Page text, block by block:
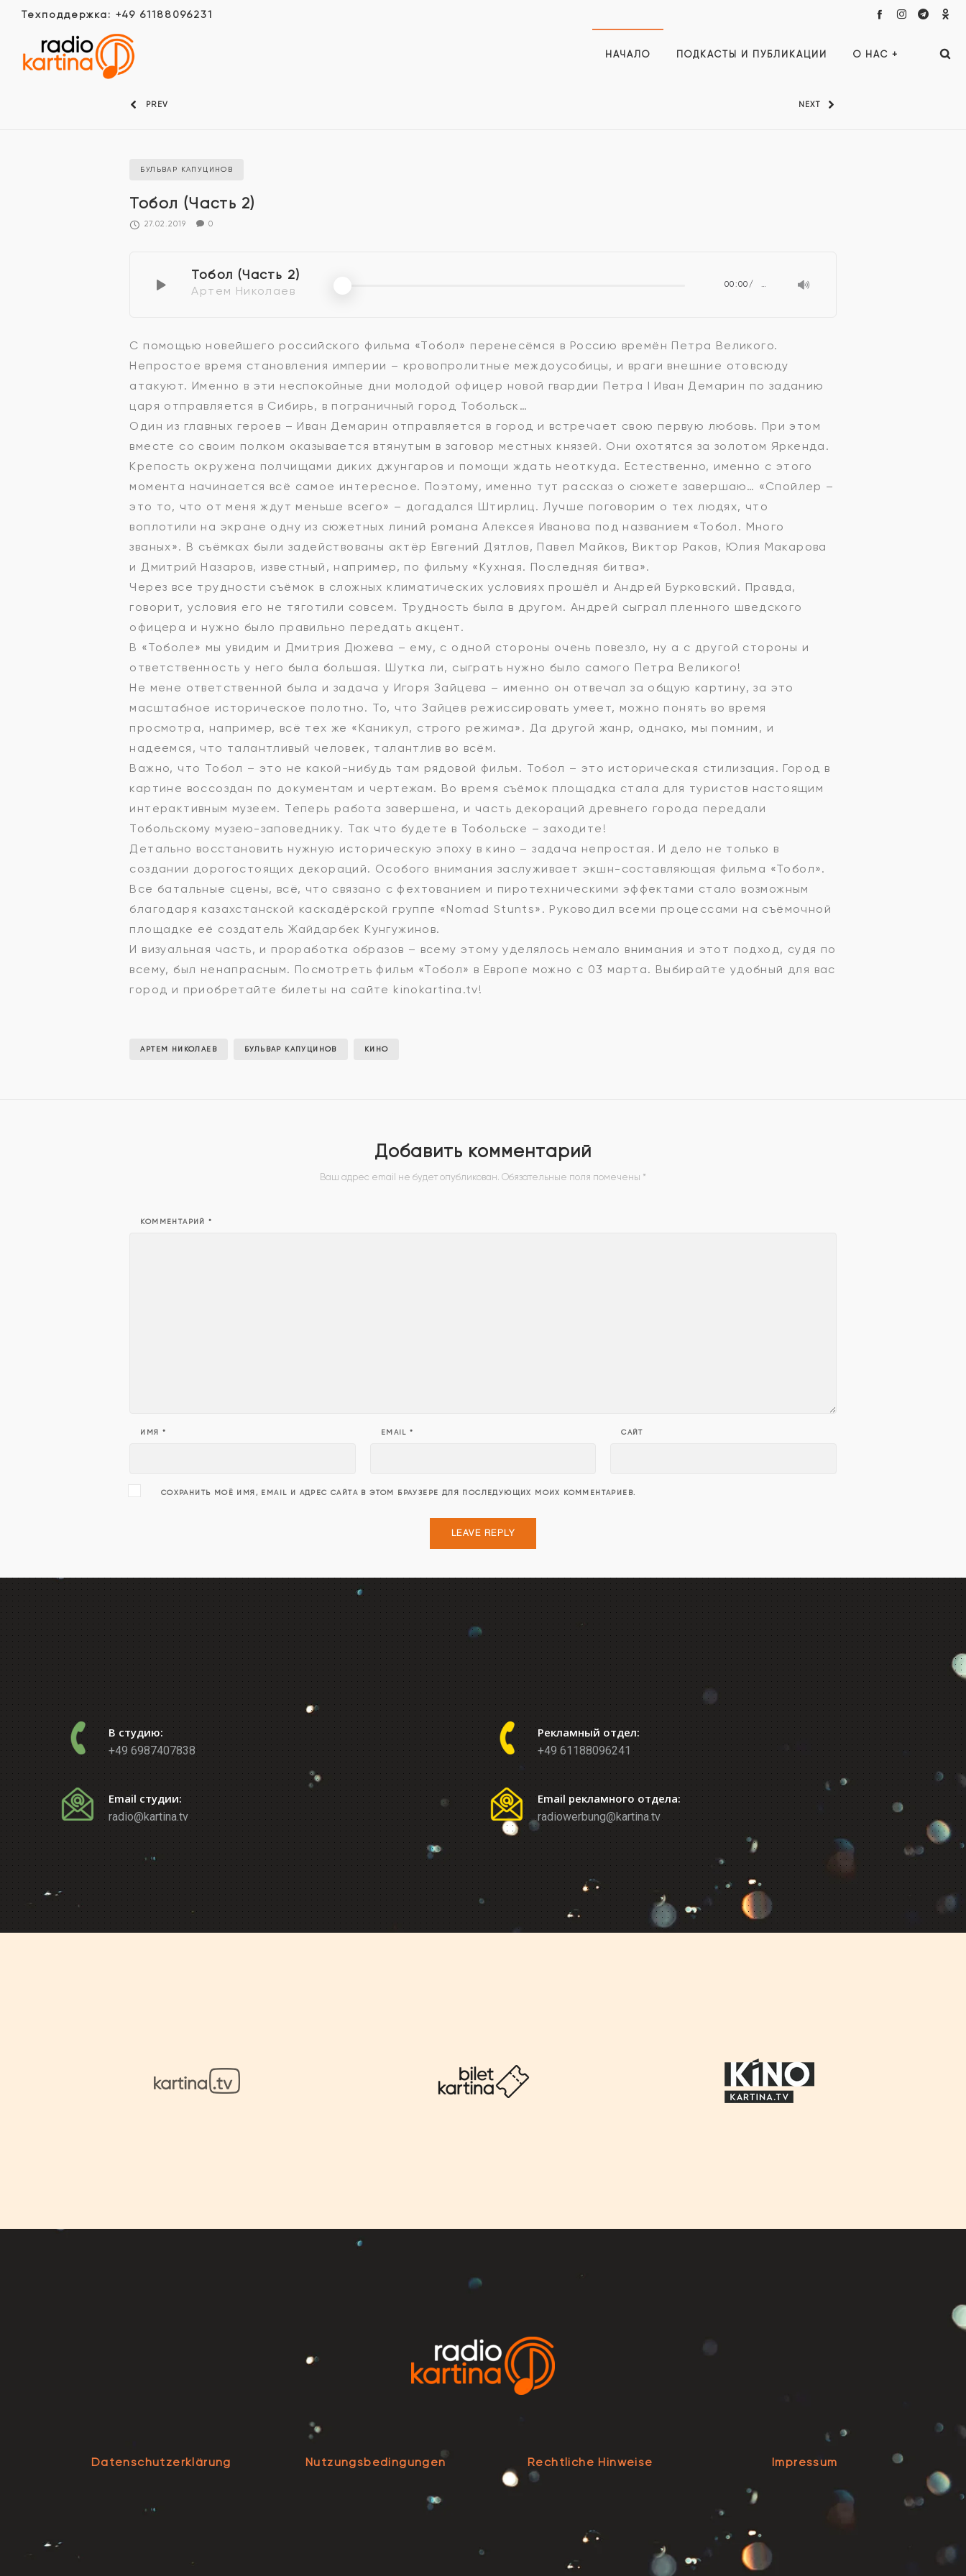
Техподдержка: +49 61188096231
НАЧАЛО ПОДКАСТЫ И ПУБЛИКАЦИИ О НАС +
PREV NEXT
БУЛЬВАР КАПУЦИНОВ
Тобол (Часть 2)
27.02.2019 0
Тобол (Часть 2)
Артем Николаев 00:00 …
С помощью новейшего российского фильма «Тобол» перенесёмся в Россию времён Петра Великого.
Непростое время становления империи – кровопролитные междоусобицы, и враги внешние отовсюду
атакуют. Именно в эти неспокойные дни молодой офицер новой гвардии Петра I Иван Демарин по заданию
царя отправляется в Сибирь, в пограничный город Тобольск…
Один из главных героев – Иван Демарин отправляется в город и встречает свою первую любовь. При этом
вместе со своим полком оказывается втянутым в заговор местных князей. Они охотятся за золотом Яркенда.
Крепость окружена полчищами диких джунгаров и помощи ждать неоткуда. Естественно, именно с этого
момента начинается всё самое интересное. Поэтому, именно тут рассказ о сюжете завершаю… «Спойлер –
это то, что от меня ждут меньше всего» – догадался Штирлиц. Лучше поговорим о тех людях, что
воплотили на экране одну из сюжетных линий романа Алексея Иванова под названием «Тобол. Много
званых». В съёмках были задействованы актёр Евгений Дятлов, Павел Майков, Виктор Раков, Юлия Макарова
и Дмитрий Назаров, известный, например, по фильму «Кухная. Последняя битва».
Через все трудности съёмок в сложных климатических условиях прошёл и Андрей Бурковский. Правда,
говорит, условия его не тяготили совсем. Трудность была в другом. Андрей сыграл пленного шведского
офицера и нужно было правильно передать акцент.
В «Тоболе» мы увидим и Дмитрия Дюжева – ему, с одной стороны очень повезло, ну а с другой стороны и
ответственность у него была большая. Шутка ли, сыграть нужно было самого Петра Великого!
Не мене ответственной была и задача у Игоря Зайцева – именно он отвечал за общую картину, за это
масштабное историческое полотно. То, что Зайцев режиссировать умеет, можно понять во время
просмотра, например, всё тех же «Каникул, строго режима». Да другой жанр, однако, мы помним, и
надеемся, что талантливый человек, талантлив во всём.
Важно, что Тобол – это не какой-нибудь там рядовой фильм. Тобол – это историческая стилизация. Город в
картине воссоздан по документам и чертежам. Во время съёмок площадка стала для туристов настоящим
интерактивным музеем. Теперь работа завершена, и часть декораций древнего города передали
Тобольскому музею-заповеднику. Так что будете в Тобольске – заходите!
Детально восстановить нужную историческую эпоху в кино – задача непростая. И дело не только в
создании дорогостоящих декораций. Особого внимания заслуживает экшн-составляющая фильма «Тобол».
Все батальные сцены, всё, что связано с фехтованием и пиротехническими эффектами стало возможным
благодаря казахстанской каскадёрской группе «Nomad Stunts». Руководил всеми процессами на съёмочной
площадке её создатель Жайдарбек Кунгужинов.
И визуальная часть, и проработка образов – всему этому уделялось немало внимания и этот подход, судя по
всему, был ненапрасным. Посмотреть фильм «Тобол» в Европе можно с 03 марта. Выбирайте удобный для вас
город и приобретайте билеты на сайте kinokartina.tv!
АРТЕМ НИКОЛАЕВ БУЛЬВАР КАПУЦИНОВ КИНО
Добавить комментарий
Ваш адрес email не будет опубликован. Обязательные поля помечены *
КОММЕНТАРИЙ*
ИМЯ * EMAIL* САЙТ
СОХРАНИТЬ МОЁ ИМЯ, EMAIL И АДРЕС САЙТА В ЭТОМ БРАУЗЕРЕ ДЛЯ ПОСЛЕДУЮЩИХ МОИХ КОММЕНТАРИЕВ.
В студию:
+49 6987407838
Email студии:
radio@kartina.tv
Рекламный отдел:
+49 61188096241
Email рекламного отдела:
radiowerbung@kartina.tv
Datenschutzerklärung Nutzungsbedingungen Rechtliche Hinweise Impressum